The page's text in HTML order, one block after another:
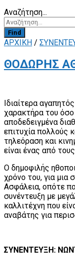
Αναζήτηση...
Find
ΑΡΧΙΚΗ /
ΘΟΔΩΡΗΣ
Ιδιαίτερα
χαρακτήρα του
αποδεδειγμένα
επιτυχία πολλούς
τηλεόραση και
είναι ένας από
Ο δημοφιλής
χρόνο του, για μια
Ασφάλεια, οπότε
συνέντευξη με
καλλιτέχνη που
αναβάτης για
ΣΥΝΕΝΤΕΥΞΗ: